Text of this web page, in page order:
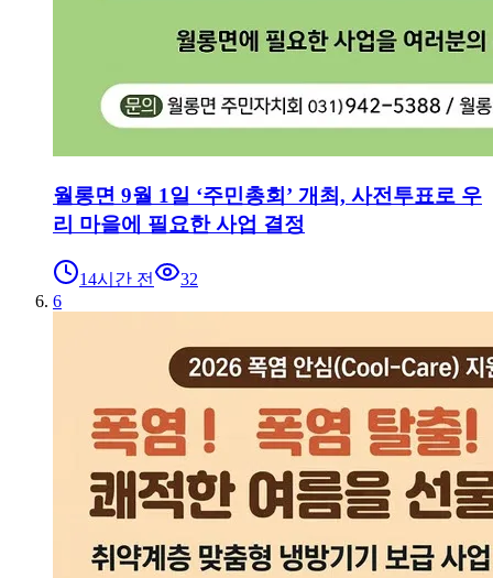
월롱면 9월 1일 ‘주민총회’ 개최, 사전투표로 우
리 마을에 필요한 사업 결정
14시간 전
32
6